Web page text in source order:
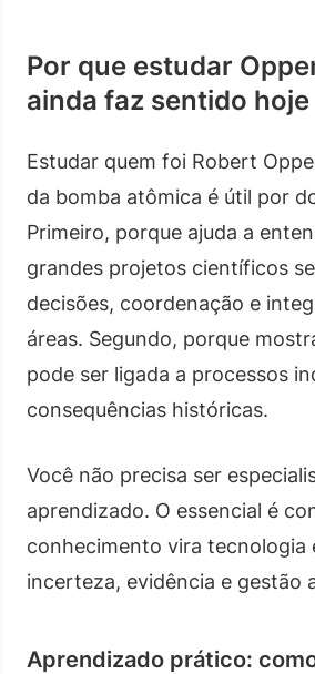
Por que estudar
ainda faz sentido hoje
Estudar quem foi Robert
da bomba atômica é útil por
Primeiro, porque ajuda a
grandes projetos científicos
decisões, coordenação e
áreas. Segundo, porque
pode ser ligada a processos
consequências históricas.
Você não precisa ser
aprendizado. O essencial é
conhecimento vira tecnologia
incerteza, evidência e gestão
Aprendizado prático: